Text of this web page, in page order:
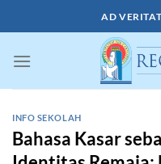
to
AD
INFO SEKOLAH
Bahasa Kasar